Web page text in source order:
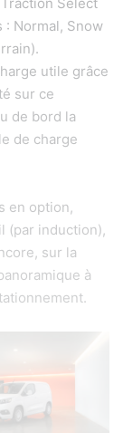
Normal, Snow
utile grâce
sur ce
de bord la
de charge
en option,
(par induction),
sur la
à